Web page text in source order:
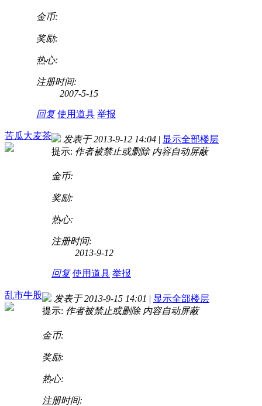
金币:
奖励:
热心:
注册时间:
2007-5-15
回复 使用道具 举报
苦瓜大麦茶 发表于 2013-9-12 14:04 | 显示全部楼层
提示: 作者被禁止或删除 内容自动屏蔽
金币:
奖励:
热心:
注册时间:
2013-9-12
回复 使用道具 举报
乱市牛股 发表于 2013-9-15 14:01 | 显示全部楼层
提示: 作者被禁止或删除 内容自动屏蔽
金币:
奖励:
热心:
注册时间: